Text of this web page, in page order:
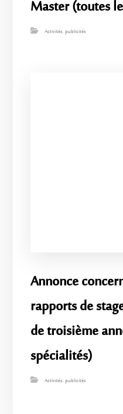
Master (toutes
Activités,publicités
Annonce
rapports de
de troisième
spécialités)
Activités,publicités